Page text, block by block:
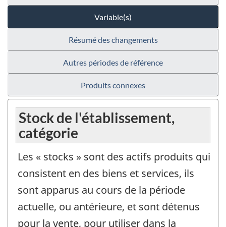
Variable(s)
Résumé des changements
Autres périodes de référence
Produits connexes
Stock de l'établissement,
catégorie
Les « stocks » sont des actifs produits qui
consistent en des biens et services, ils
sont apparus au cours de la période
actuelle, ou antérieure, et sont détenus
pour la vente, pour utiliser dans la